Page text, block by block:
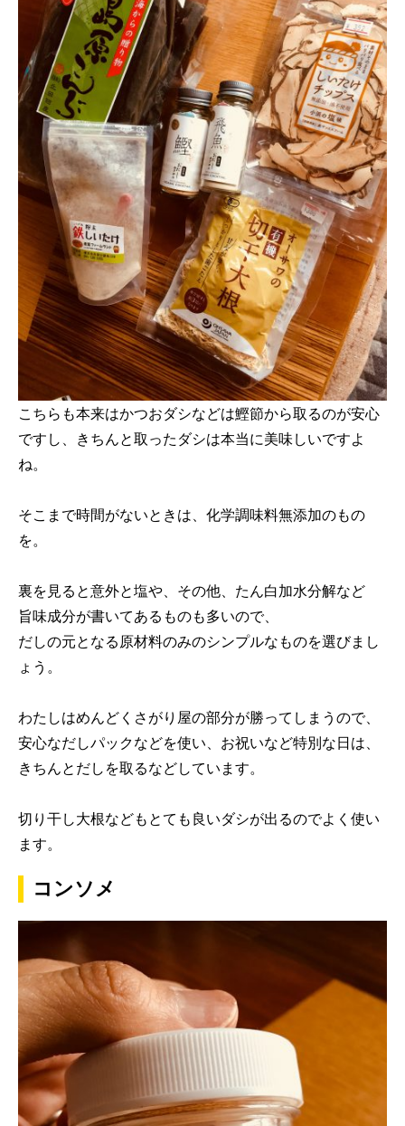
こちらも本来はかつおダシなどは鰹節から取るのが安心
ですし、きちんと取ったダシは本当に美味しいですよ
ね。
そこまで時間がないときは、化学調味料無添加のもの
を。
裏を見ると意外と塩や、その他、たん白加水分解など
旨味成分が書いてあるものも多いので、
だしの元となる原材料のみのシンプルなものを選びまし
ょう。
わたしはめんどくさがり屋の部分が勝ってしまうので、
安心なだしパックなどを使い、お祝いなど特別な日は、
きちんとだしを取るなどしています。
切り干し大根などもとても良いダシが出るのでよく使い
ます。
コンソメ